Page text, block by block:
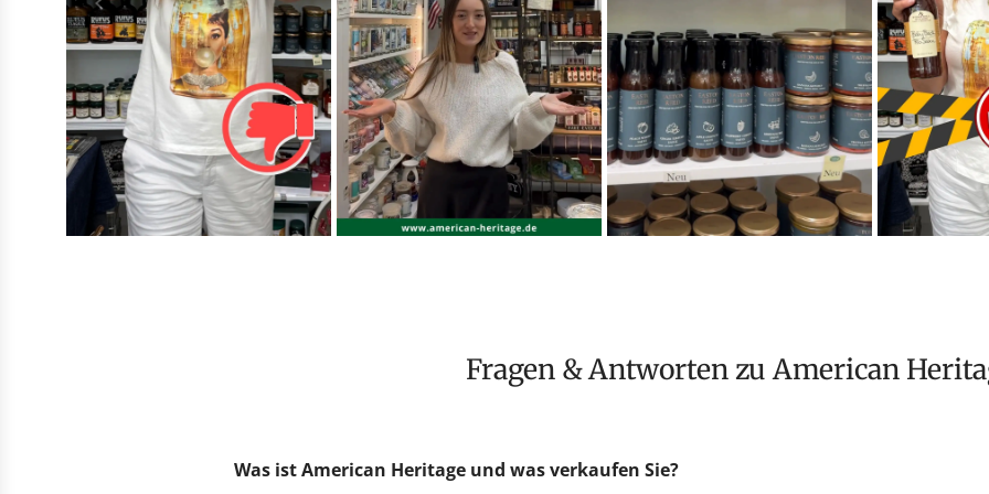
Fragen & Antworten zu American
Was ist American Heritage und was verkaufen Sie?